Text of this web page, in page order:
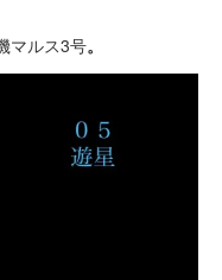
マルス3号。